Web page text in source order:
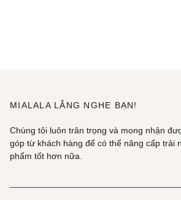
MIALALA LẮNG NGHE BẠN!
Chúng tôi luôn trân trọng và mong nhận
góp từ khách hàng để có thể nâng cấp trải
phẩm tốt hơn nữa.